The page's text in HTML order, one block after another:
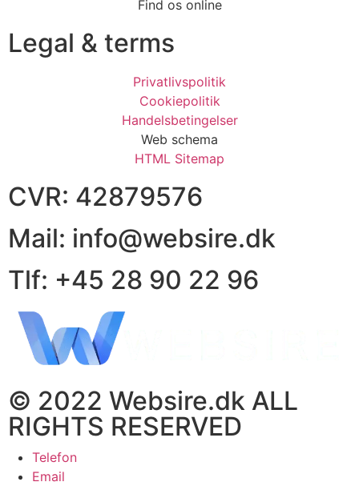
Find os online
Legal & terms
Privatlivspolitik
Cookiepolitik
Handelsbetingelser
Web schema
HTML Sitemap
CVR: 42879576
Mail: info@websire.dk
Tlf: +45 28 90 22 96
© 2022 Websire.dk ALL
RIGHTS RESERVED
Telefon
Email